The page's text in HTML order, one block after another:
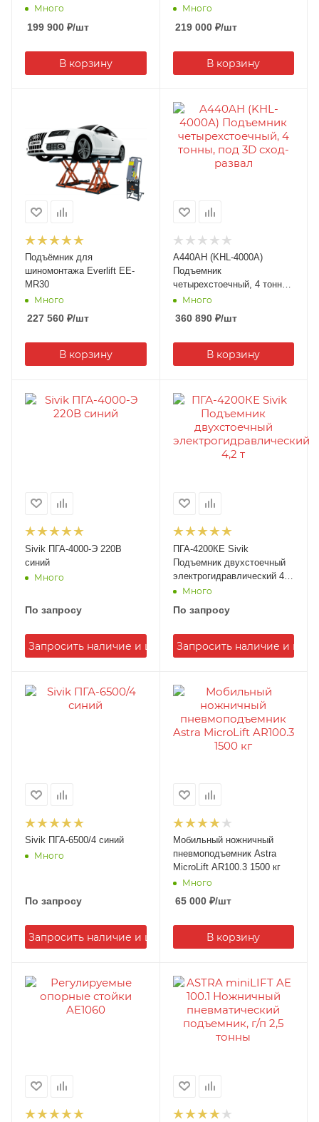
электрогидравлический
Много
199 900 ₽/шт
В корзину
Много
219 000₽/шт
В корзину
Подъёмник для
шиномонтажа Everlift EE-
MR30
Много
227 560 ₽/шт
В корзину
A440AH (KHL-4000A)
Подъемник
четырехстоечный, 4 тонны,
под 3D сход-развал
Много
360 890₽/шт
В корзину
Sivik ПГА-4000-Э 220В
синий
Много
По запросу
Запросить наличие и цену
ПГА-4200КЕ Sivik
Подъемник двухстоечный
электрогидравлический 4,2
т Много
По запросу
Запросить наличие и цену
Sivik ПГА-6500/4 синий
Много
По запросу
Запросить наличие и цену
Мобильный ножничный
пневмоподъемник Astra
MicroLift AR100.3 1500 кг
Много
65 000₽/шт
В корзину